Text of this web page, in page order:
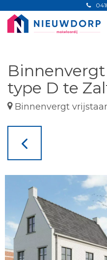
type D te
Binnenvergt